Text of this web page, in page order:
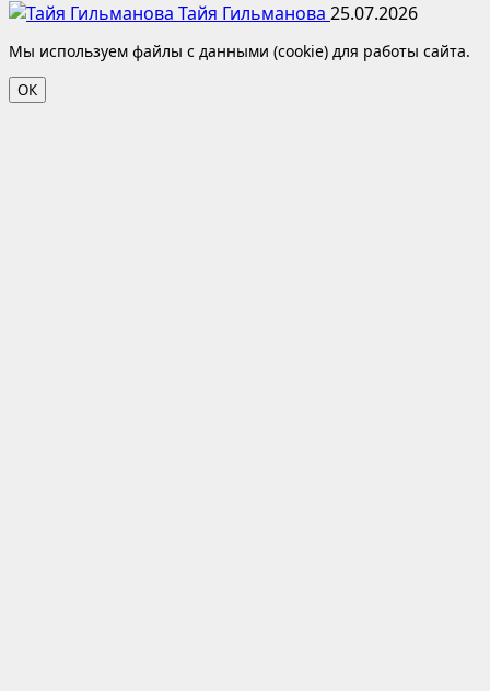
Тайя Гильманова 25.07.2026
Мы используем файлы с данными (cookie) для работы сайта.
ОК